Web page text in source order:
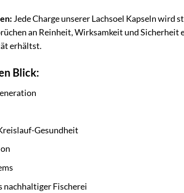
Jede Charge unserer Lachsoel Kapseln
an Reinheit, Wirksamkeit und Sicherheit
erhältst.
Blick:
Gesundheit
nachhaltiger Fischerei